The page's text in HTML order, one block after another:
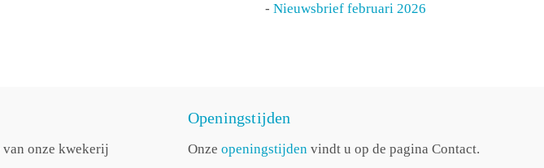
-Nieuwsbrief februari 2026
van onze kwekerij
Openingstijden
Onze openingstijdenvindt u op de pagina Contact.